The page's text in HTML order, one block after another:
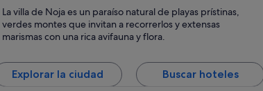
Puntos fuertes: Playas, Spas y Mar
La villa de Noja es un paraíso natural de playas prístinas,
verdes montes que invitan a recorrerlos y extensas
marismas con una rica avifauna y flora.
Explorar la ciudad Buscar hoteles